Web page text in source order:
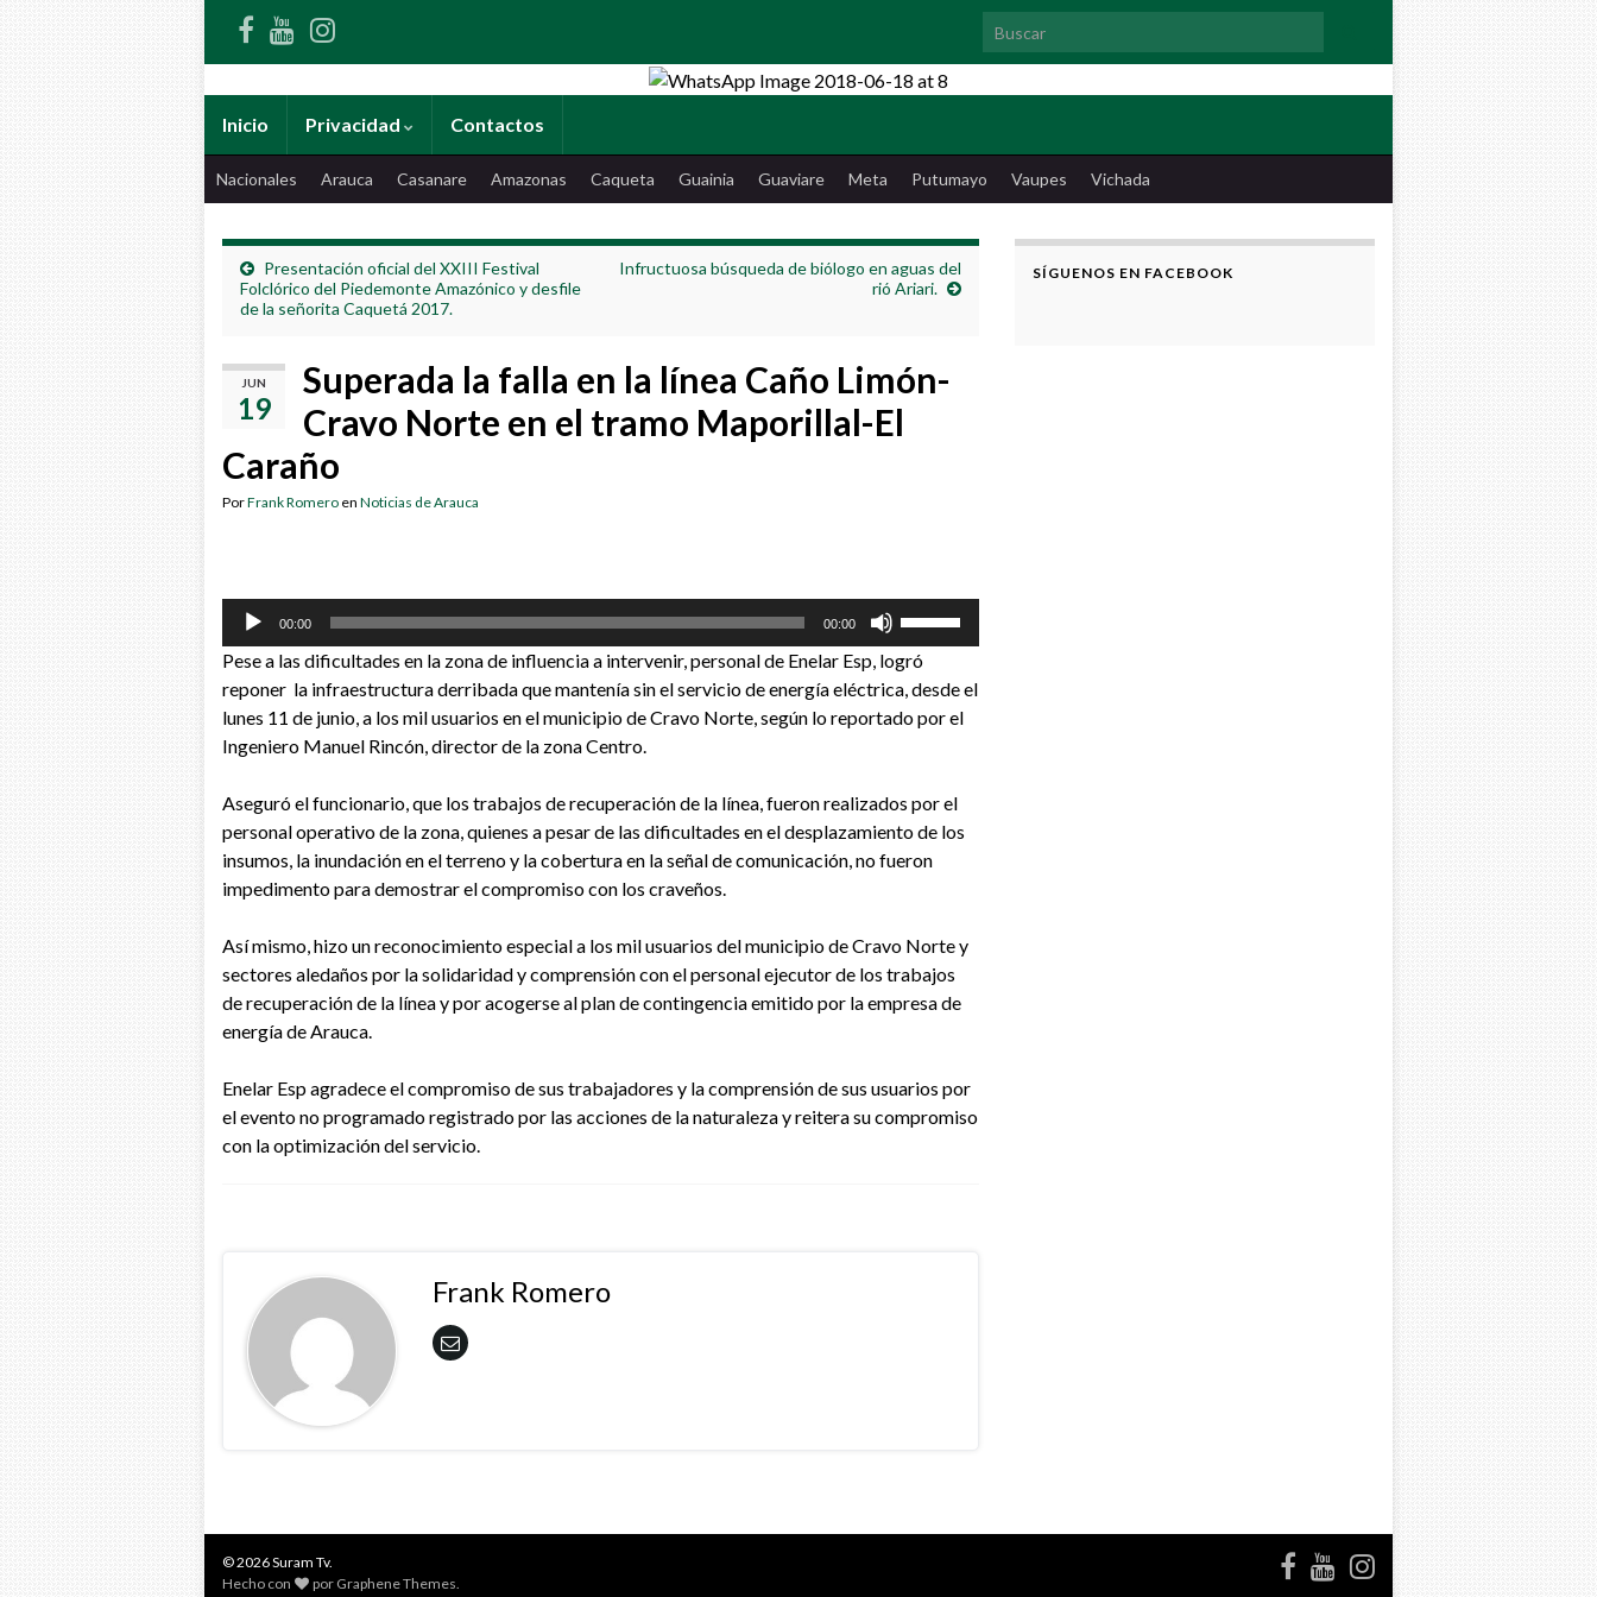
Search for:
Inicio Privacidad Contactos
Nacionales Arauca Casanare Amazonas Caqueta Guainia Guaviare Meta Putumayo Vaupes Vichada
Presentación oficial del XXIII Festival
Folclórico del Piedemonte Amazónico y desfile
de la señorita Caquetá 2017.
Infructuosa búsqueda de biólogo en aguas del
rió Ariari.
JUN
19
Superada la falla en la línea Caño Limón-
Cravo Norte en el tramo Maporillal-El
Caraño
PorFrank Romero en Noticias de Arauca
Reproductor
audio
00:00 00:00
teclas
de
flecha
aumentar
o
disminuir
Pese a las dificultades en la zona de influencia a intervenir, personal de Enelar Esp, logró
reponer la infraestructura derribada que mantenía sin el servicio de energía eléctrica, desde el
lunes 11 de junio, a los mil usuarios en el municipio de Cravo Norte, según lo reportado por el
Ingeniero Manuel Rincón, director de la zona Centro.
Aseguró el funcionario, que los trabajos de recuperación de la línea, fueron realizados por el
personal operativo de la zona, quienes a pesar de las dificultades en el desplazamiento de los
insumos, la inundación en el terreno y la cobertura en la señal de comunicación, no fueron
impedimento para demostrar el compromiso con los craveños.
Así mismo, hizo un reconocimiento especial a los mil usuarios del municipio de Cravo Norte y
sectores aledaños por la solidaridad y comprensión con el personal ejecutor de los trabajos
de recuperación de la línea y por acogerse al plan de contingencia emitido por la empresa de
energía de Arauca.
Enelar Esp agradece el compromiso de sus trabajadores y la comprensión de sus usuarios por
el evento no programado registrado por las acciones de la naturaleza y reitera su compromiso
con la optimización del servicio.
Frank Romero
SÍGUENOS EN FACEBOOK
© 2026 Suram Tv.
Hecho con
por Graphene Themes.